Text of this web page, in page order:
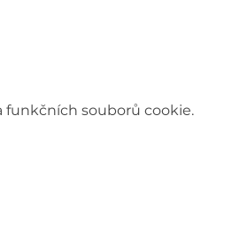
funkčních souborů cookie.